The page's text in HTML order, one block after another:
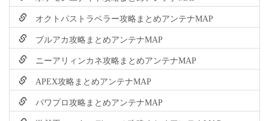
オクトパストラベラー攻略まとめアンテナMAP
ブルアカ攻略まとめアンテナMAP
ニーアリィンカネ攻略まとめアンテナMAP
APEX攻略まとめアンテナMAP
パワプロ攻略まとめアンテナMAP